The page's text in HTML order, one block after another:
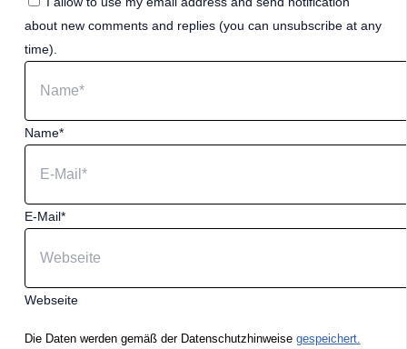
about new comments and replies (you can unsubscribe at any
time).
Name*
E-Mail*
Webseite
Die Daten werden gemäß der Datenschutzhinweise gespeichert.